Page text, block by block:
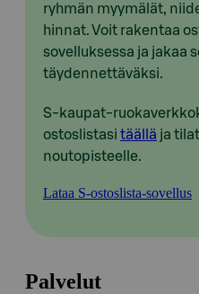
ryhmän myymälät,
hinnat. Voit rakentaa
sovelluksessa ja jakaa
täydennettäväksi.
S-kaupat-
ostoslistasi täällä ja
noutopisteelle.
Lataa S-ostoslista-sovellus
Palvelut